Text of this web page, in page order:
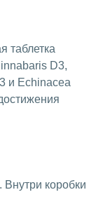
таблетка
D3,
и Echinacea
Внутри коробки